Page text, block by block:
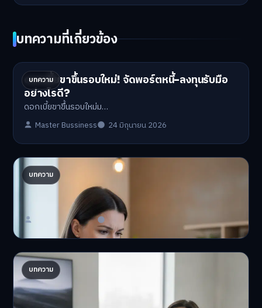
บทความที่เกี่ยวข้อง
บทความ
ดอกเบี้ยขาขึ้นรอบใหม่! จัดพอร์ตหนี้-ลงทุนรับมือ
อย่างไรดี?
ดอกเบี้ยขาขึ้นรอบใหม่ม…
Master Bussiness 24 มิถุนายน 2026
บทความ
ปรับพอร์ตรับ ‘เงินดิจิทัล 2.0’ จัดสรรงบอย่างไรไม่
ให้พัง
'เงินดิจิทัล 2.0' มาแล…
Master Bussiness 23 มิถุนายน 2026
บทความ
AI จัดพอร์ตให้ปัง! เทรนด์ลงทุนยุคใหม่ ไม่ต้องเฝ้า
จอ
AI จัดพอร์ตให้ปัง! หมด…